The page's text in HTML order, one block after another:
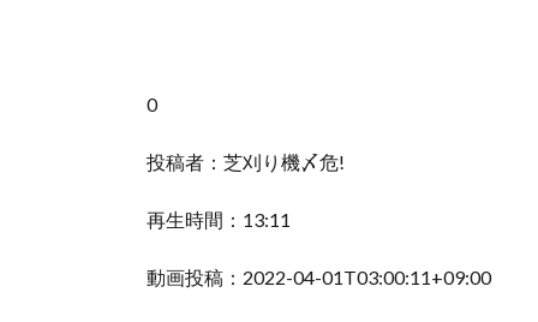
0
投稿者：芝刈り機〆危!
再生時間：13:11
動画投稿：2022-04-01T03:00:11+09:00